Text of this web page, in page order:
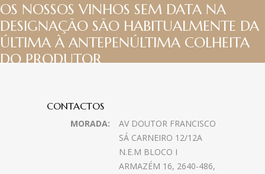
OS NOSSOS VINHOS SEM DATA NA
DESIGNAÇÃO SÃO HABITUALMENTE DA
ÚLTIMA À ANTEPENÚLTIMA COLHEITA
DO PRODUTOR
CONTACTOS
MORADA:
AV DOUTOR FRANCISCO
SÁ CARNEIRO 12/12A
N.E.M BLOCO I
ARMAZÉM 16, 2640-486,